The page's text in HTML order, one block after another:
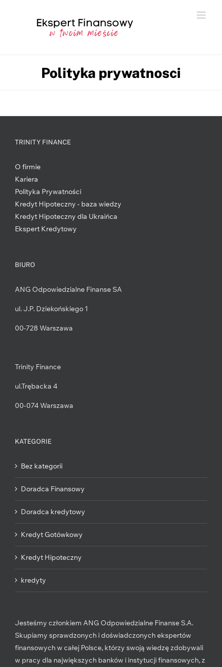
Polityka prywatnosci
TRINITY FINANCE
O firmie
Kariera
Polityka Prywatności
Kredyt Hipoteczny - baza wiedzy
Kredyt Hipoteczny dla Ukraińca
Ekspert Kredytowy
BIURO
ANG Odpowiedzialne Finanse SA
ul. J.P. Dziekońskiego 1
00-728 Warszawa
Trinity Finance
ul.Trębacka 4
00-074 Warszawa
KATEGORIE
Bez kategorii
Doradca Finansowy
Doradca kredytowy
Kredyt Gotówkowy
Kredyt Hipoteczny
kredyty
Jesteśmy członkiem ANG Odpowiedzialne Finanse S.A.
Skupiamy sprawdzonych i doświadczonych ekspertów
finansowych w całej Polsce, którzy swoją wiedzę zdobywali
w pracy dla największych banków i instytucji finansowych, z